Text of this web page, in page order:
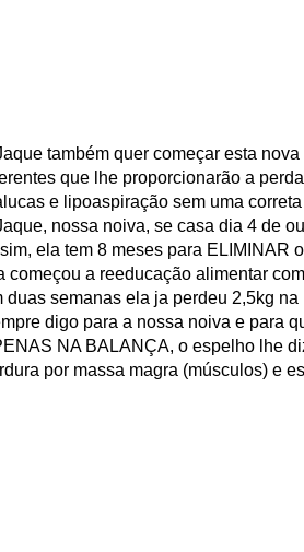
também quer começar esta
que lhe proporcionarão a
e lipoaspiração sem uma
nossa noiva, se casa dia 4 de
ela tem 8 meses para ELIMINAR
começou a reeducação alimentar
duas semanas ela ja perdeu 2,5kg na
digo para a nossa noiva e para
NA BALANÇA, o espelho lhe
por massa magra (músculos) e